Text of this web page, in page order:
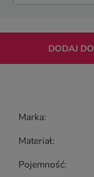
DODAJ
Marka
Materiał
Pojemność